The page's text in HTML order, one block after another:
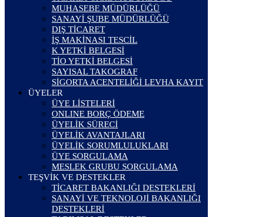
MUHASEBE MÜDÜRLÜĞÜ
SANAYİ ŞUBE MÜDÜRLÜĞÜ
DIŞ TİCARET
İŞ MAKİNASI TESCİL
K YETKİ BELGESİ
TİO YETKİ BELGESİ
SAYISAL TAKOGRAF
SİGORTA ACENTELİĞİ LEVHA KAYIT
ÜYELER
ÜYE LİSTELERİ
ONLINE BORÇ ÖDEME
ÜYELİK SÜRECİ
ÜYELİK AVANTAJLARI
ÜYELİK SORUMLULUKLARI
ÜYE SORGULAMA
MESLEK GRUBU SORGULAMA
TEŞVİK VE DESTEKLER
TİCARET BAKANLIĞI DESTEKLERİ
SANAYİ VE TEKNOLOJİ BAKANLIĞI
DESTEKLERİ